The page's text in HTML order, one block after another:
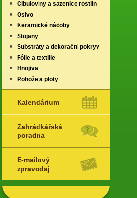
Cibuloviny a sazenice rostlin
Osivo
Keramické nádoby
Stojany
Substráty a dekorační pokryv
Fólie a textilie
Hnojiva
Rohože a ploty
Kalendárium
Zahrádkářská
poradna
E-mailový
zpravodaj